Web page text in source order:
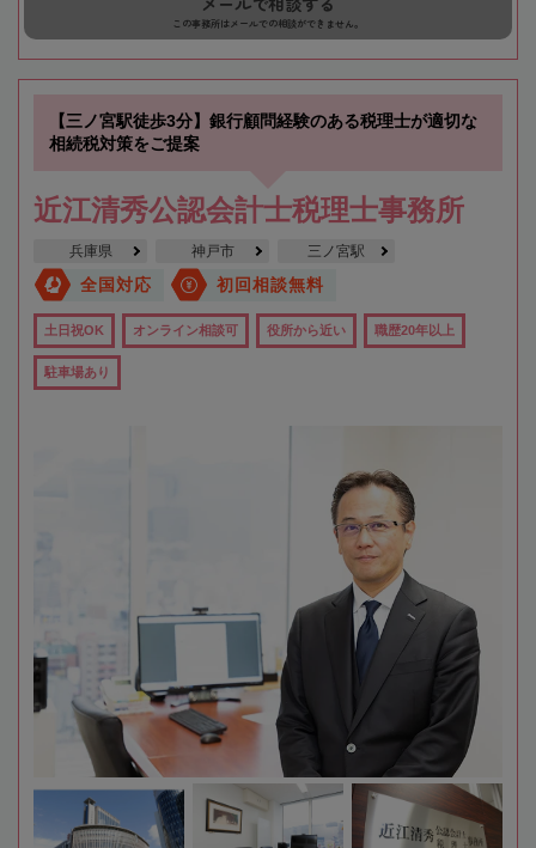
この事務所はメールでの相談ができません。
【三ノ宮駅徒歩3分】銀行顧問経験のある税理士が適切な
相続税対策をご提案
近江清秀公認会計士税理士事務所
兵庫県 神戸市 三ノ宮駅
全国対応 初回相談無料
土日祝OK オンライン相談可 役所から近い 職歴20年以上
駐車場あり